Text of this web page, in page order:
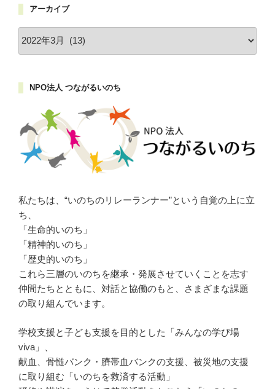
アーカイブ
ブ
NPO法人 つながるいのち
私たちは、“いのちのリレーランナー”という自覚の上に立
ち、
「生命的いのち」
「精神的いのち」
「歴史的いのち」
これら三層のいのちを継承・発展させていくことを志す
仲間たちとともに、対話と協働のもと、さまざまな課題
の取り組んでいます。
学校支援と子ども支援を目的とした「みんなの学び場
viva」、
献血、骨髄バンク・臍帯血バンクの支援、被災地の支援
に取り組む「いのちを救済する活動」